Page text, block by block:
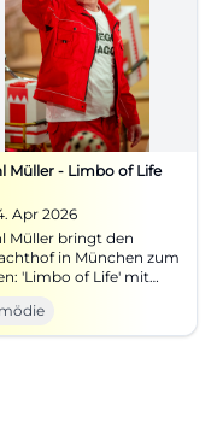
Müller - Limbo of Life
Apr 2026
Müller bringt den
in München zum
'Limbo of Life' mit
Musik und Timing.
20:00 Uhr. Jetzt
#Comedy